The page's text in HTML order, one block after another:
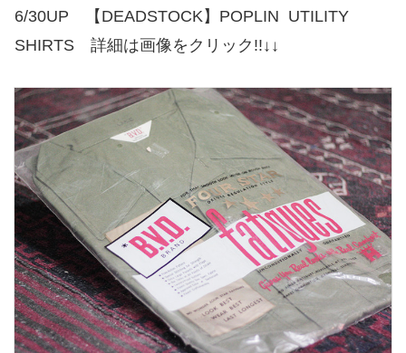
6/30UP 【DEADSTOCK】POPLIN UTILITY
SHIRTS 詳細は画像をクリック!!↓↓